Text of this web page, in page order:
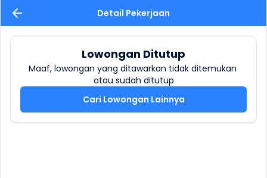
Detail Pekerjaan
Lowongan Ditutup
Maaf, lowongan yang ditawarkan tidak ditemukan
atau sudah ditutup
Cari Lowongan Lainnya